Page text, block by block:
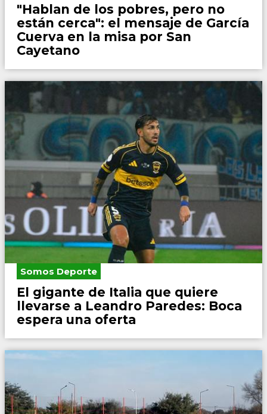
"Hablan de los pobres, pero no
están cerca": el mensaje de García
Cuerva en la misa por San
Cayetano
Somos Deporte
El gigante de Italia que quiere
llevarse a Leandro Paredes: Boca
espera una oferta